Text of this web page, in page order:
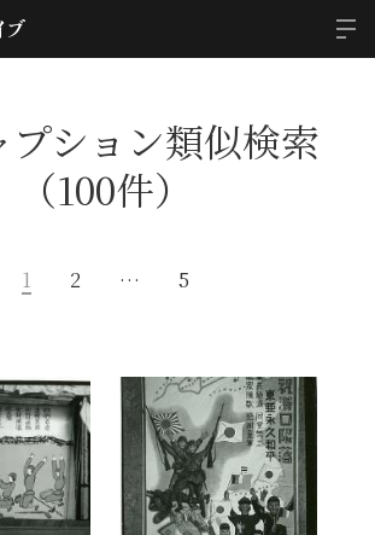
ション類似検索
（100件）
1 2 … 5